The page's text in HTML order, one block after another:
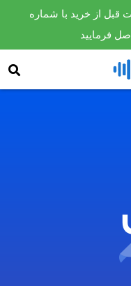
قبل از خرید با شماره